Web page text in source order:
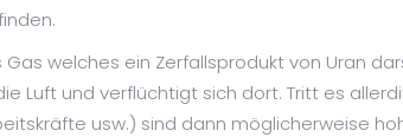
welches ein Zerfallsprodukt von Uran
Luft und verflüchtigt sich dort. Tritt es
usw.) sind dann möglicherweise